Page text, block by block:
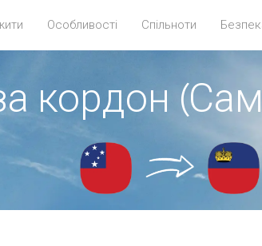
Особливості Спільноти
кордон